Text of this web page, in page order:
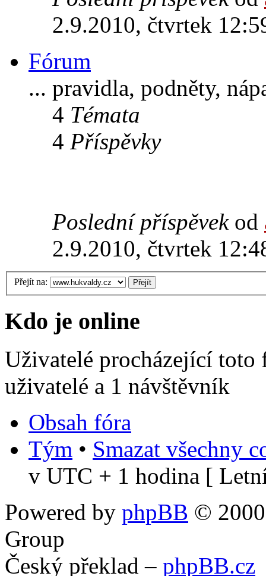
2.9.2010, čtvrtek
Fórum
... pravidla, podněty,
4 Témata
4 Příspěvky
Poslední příspěvekod
2.9.2010, čtvrtek
Přejít na:
Kdo je online
Uživatelé procházející
uživatelé a 1 návštěvník
Obsah fóra
Tým • Smazat všechny
v UTC + 1 hodina [
Powered by phpBB ©
Group
Český překlad – phpBB.cz